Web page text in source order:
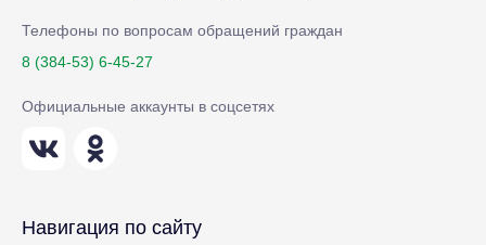
Телефоны по вопросам обращений граждан
8 (384-53) 6-45-27
Официальные аккаунты в соцсетях
Навигация по сайту